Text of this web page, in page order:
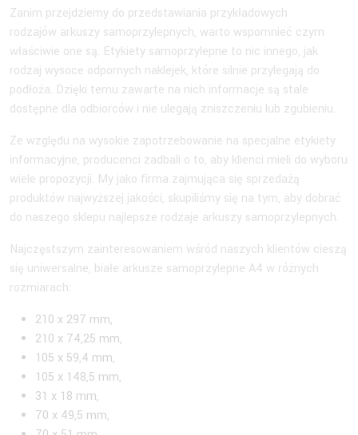
Zanim przejdziemy do przedstawiania przykładowych
rodzajów arkuszy samoprzylepnych, warto wspomnieć czym
właściwie one są. Etykiety samoprzylepne to nic innego, jak
rodzaj wysoce odpornych naklejek, które silnie przylegają do
podłoża. Dzięki temu zawarte na nich informacje są stale
dostępne dla odbiorców i nie ulegają zniszczeniu lub zgubieniu.
Ze względu na wysokie zapotrzebowanie na specjalne etykiety
informacyjne, producenci zadbali o to, aby klienci mieli do wyboru
wiele propozycji. My jako firma zajmująca się sprzedażą
produktów najwyższej jakości, skupiliśmy się na tym, aby dobrać
do naszego sklepu najlepsze rodzaje arkuszy samoprzylepnych.
Najczęstszym zainteresowaniem wśród naszych klientów cieszą
się uniwersalne, białe arkusze samoprzylepne A4 w różnych
rozmiarach:
210 x 297 mm,
210 x 74,25 mm,
105 x 59,4 mm,
105 x 148,5 mm,
31 x 18 mm,
70 x 49,5 mm,